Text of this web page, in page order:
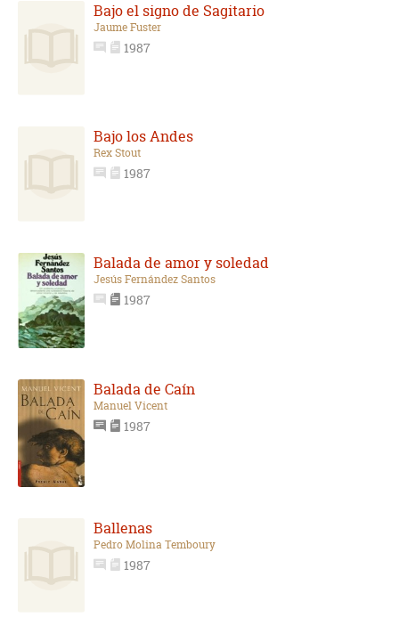
Bajo el signo de Sagitario
Jaume Fuster
1987
Bajo los Andes
Rex Stout
1987
Balada de amor y soledad
Jesús Fernández Santos
1987
Balada de Caín
Manuel Vicent
1987
Ballenas
Pedro Molina Temboury
1987